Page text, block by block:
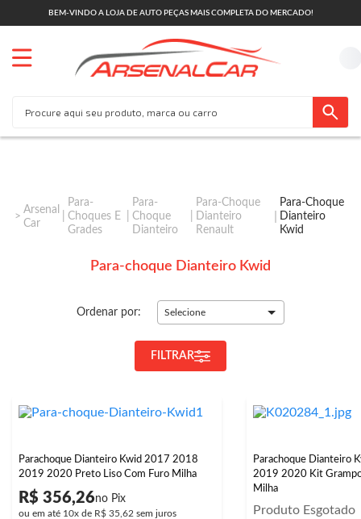
BEM-VINDO A LOJA DE AUTO PEÇAS MAIS COMPLETA DO MERCADO!
Arsenal
Car
Para-
Choques E
Grades
Para-
Choque
Dianteiro
Para-Choque
Dianteiro
Renault
Para-Choque
Dianteiro
Kwid
Para-choque Dianteiro Kwid
Ordenar por: Selecione
FILTRAR
Parachoque Dianteiro Kwid 2017 2018
2019 2020 Preto Liso Com Furo Milha
R$ 356,26
ou em até 10x de R$ 35,62 sem juros
Parachoque Dianteiro
2019 2020 Kit
Milha
Produto Esgotado